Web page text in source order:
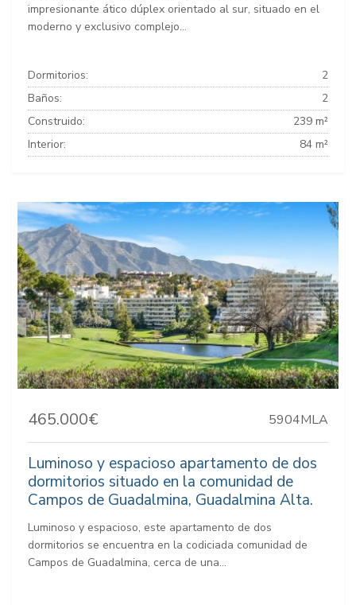
impresionante ático dúplex orientado al sur, situado en el
moderno y exclusivo complejo...
Dormitorios:
2
Baños:
2
Construido:
239 m²
Interior:
84 m²
465.000€ 5904MLA
Luminoso y espacioso apartamento de dos
dormitorios situado en la comunidad de
Campos de Guadalmina, Guadalmina Alta.
Luminoso y espacioso, este apartamento de dos
dormitorios se encuentra en la codiciada comunidad de
Campos de Guadalmina, cerca de una...